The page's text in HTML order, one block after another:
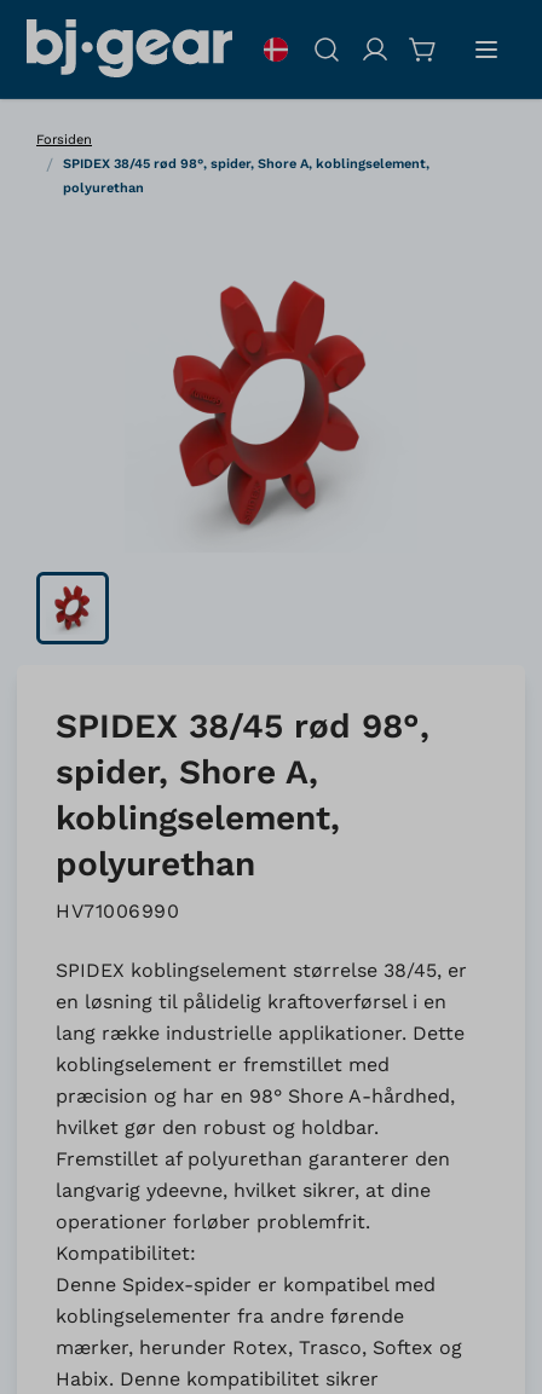
Søg
Forsiden
/
SPIDEX 38/45 rød 98°, spider, Shore A, koblingselement,
polyurethan
SPIDEX 38/45 rød 98°,
spider, Shore A,
koblingselement,
polyurethan
HV71006990
SPIDEX koblingselement størrelse 38/45, er
en løsning til pålidelig kraftoverførsel i en
lang række industrielle applikationer. Dette
koblingselement er fremstillet med
præcision og har en 98° Shore A-hårdhed,
hvilket gør den robust og holdbar.
Fremstillet af polyurethan garanterer den
langvarig ydeevne, hvilket sikrer, at dine
operationer forløber problemfrit.
Kompatibilitet:
Denne Spidex-spider er kompatibel med
koblingselementer fra andre førende
mærker, herunder Rotex, Trasco, Softex og
Habix. Denne kompatibilitet sikrer